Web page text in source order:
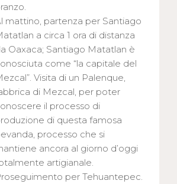
mattino, partenza per Santiago
a circa 1 ora di distanza
Oaxaca; Santiago Matatlan è
come “la capitale del
Visita di un Palenque,
di Mezcal, per poter
il processo di
di questa famosa
processo che si
ancora al giorno d’oggi
artigianale.
per Tehuantepec.